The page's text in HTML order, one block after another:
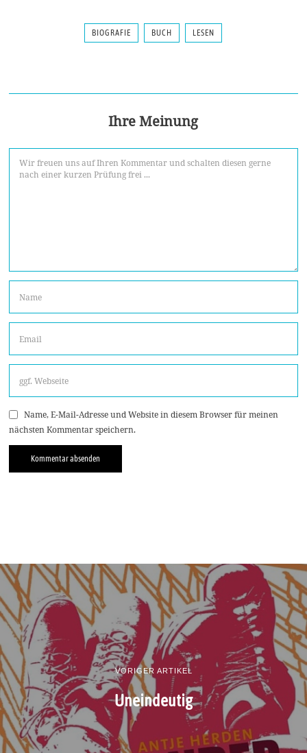
BIOGRAFIE BUCH LESEN
Ihre Meinung
Name, E-Mail-Adresse und Website in diesem Browser für meinen
nächsten Kommentar speichern.
VORIGER ARTIKEL
Uneindeutig